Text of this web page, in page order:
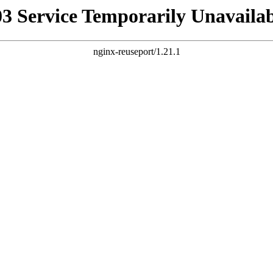
Service Temporarily
nginx-reuseport/1.21.1